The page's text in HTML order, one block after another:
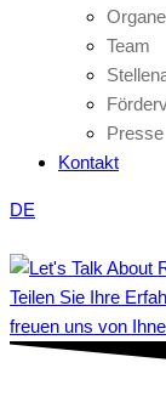
Team
Presse
Kontakt
DE
Teilen Sie Ihre
freuen uns von